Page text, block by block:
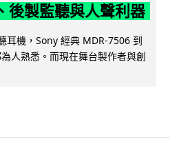
後製監聽與人聲利器
耳機，Sony 經典 MDR-7506 到
人熟悉。而現在舞台製作者與創